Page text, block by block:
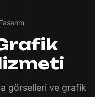
görselleri ve grafik